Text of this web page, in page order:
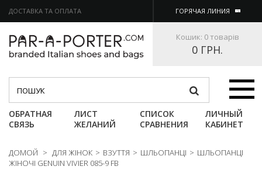
ДОСТАВКА ТА ОПЛАТА ГОРЯЧАЯ ЛИНИЯ
Кошик: 0 товарів
0 ГРН.
Категории
ОБРАТНАЯ
СВЯЗЬ
ЛИСТ
ЖЕЛАНИЙ
СПИСОК
СРАВНЕНИЯ
ЛИЧНЫЙ
КАБИНЕТ
ДОМОЙ > ДЛЯ ЖІНОК > ВЗУТТЯ > ШЛЬОПАНЦІ > ШЛЬОПАНЦІ
ЖІНОЧІ GENUIN VIVIER 085-9 FB